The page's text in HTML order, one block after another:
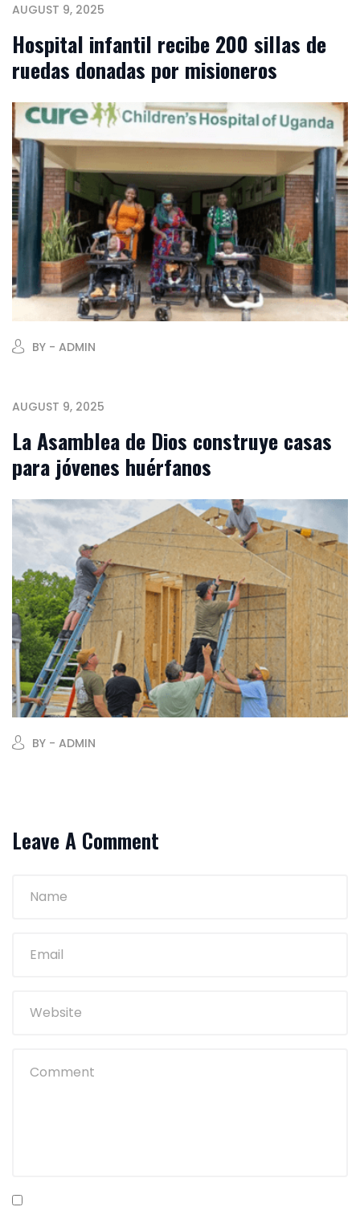
AUGUST 9, 2025
Hospital infantil recibe 200 sillas de
ruedas donadas por misioneros
BY - ADMIN
AUGUST 9, 2025
La Asamblea de Dios construye casas
para jóvenes huérfanos
BY - ADMIN
Leave A Comment